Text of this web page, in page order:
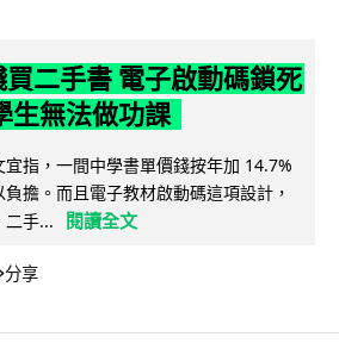
二手書 電子啟動碼鎖死
生無法做功課
指，一間中學書單價錢按年加 14.7%
擔。而且電子教材啟動碼這項設計，
二手...
閱讀全文
分享